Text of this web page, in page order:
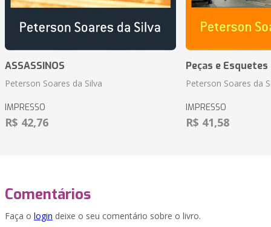
ASSASSINOS
Peterson Soares da Silva
IMPRESSO
R$ 42,76
Peças e
Peterson Soares da
IMPRESSO
R$ 41,58
Comentários
Faça o login deixe o seu comentário sobre o livro.